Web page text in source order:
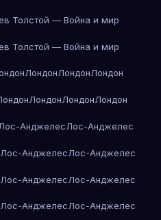
Толстой — Война и мир
Толстой — Война и мир
ЛондонЛондонЛондон
ЛондонЛондонЛондон
Лос-АнджелесЛос-Анджелес
Лос-АнджелесЛос-Анджелес
Лос-АнджелесЛос-Анджелес
Лос-АнджелесЛос-Анджелес